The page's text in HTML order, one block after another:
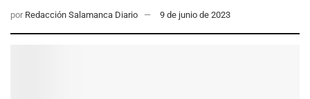
por Redacción Salamanca Diario 9 de junio de 2023